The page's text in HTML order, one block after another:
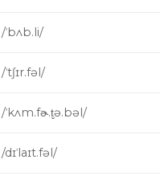
/ˈbʌb.li/
/ˈtʃɪr.fəl/
/ˈkʌm.fɚ.t̬ə.bəl/
/dɪˈlaɪt.fəl/